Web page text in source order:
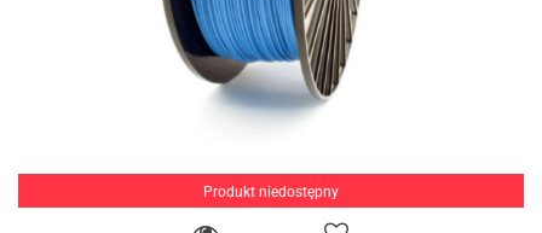
Produkt niedostępny